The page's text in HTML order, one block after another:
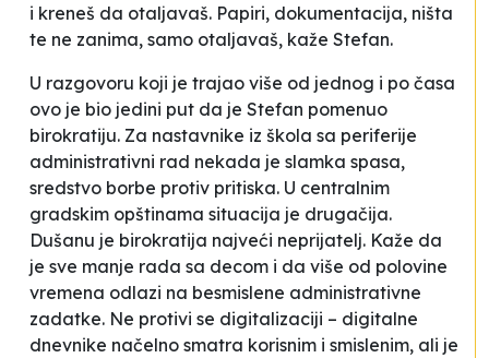
i kreneš da otaljavaš. Papiri, dokumentacija, ništa
te ne zanima, samo otaljavaš, kaže Stefan.
U razgovoru koji je trajao više od jednog i po časa
ovo je bio jedini put da je Stefan pomenuo
birokratiju. Za nastavnike iz škola sa periferije
administrativni rad nekada je slamka spasa,
sredstvo borbe protiv pritiska. U centralnim
gradskim opštinama situacija je drugačija.
Dušanu je birokratija najveći neprijatelj. Kaže da
je sve manje rada sa decom i da više od polovine
vremena odlazi na besmislene administrativne
zadatke. Ne protivi se digitalizaciji – digitalne
dnevnike načelno smatra korisnim i smislenim, ali je